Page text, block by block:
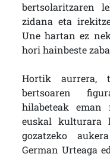
bertsolaritzaren
zidana eta
Une hartan ez
hori hainbeste
Hortik aurrera,
bertsoaren
hilabeteak
euskal kulturara
gozatzeko
German Urteaga